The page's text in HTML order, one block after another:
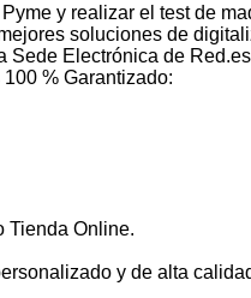
y realizar el test de
soluciones de
Sede Electrónica de
% Garantizado:
Tienda Online.
y de alta